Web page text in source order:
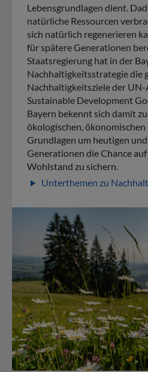
Lebensgrundlagen dient.
natürliche Ressourcen
sich natürlich regenerieren
für spätere Generationen
Staatsregierung hat in der
Nachhaltigkeitsstrategie die
Nachhaltigkeitsziele der UN-
Sustainable Development
Bayern bekennt sich damit
ökologischen, ökonomischen
Grundlagen um heutigen
Generationen die Chance
Wohlstand zu sichern.
play_arrow Unterthemen zu